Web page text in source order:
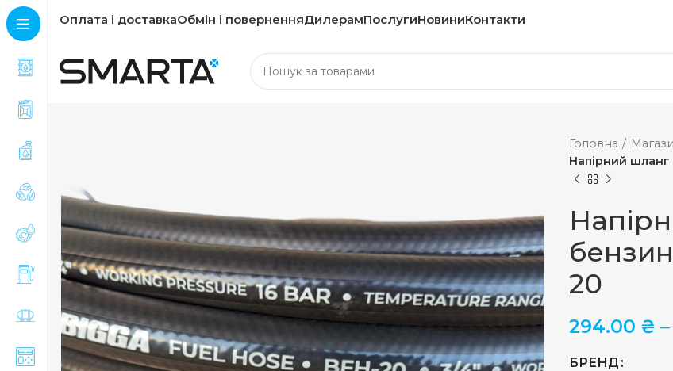
Оплата і доставкаОбмін і поверненняДилерамПослугиНовиниКонтакти
Головна
Напірний шланг
20
294.00 ₴ –
БРЕНД